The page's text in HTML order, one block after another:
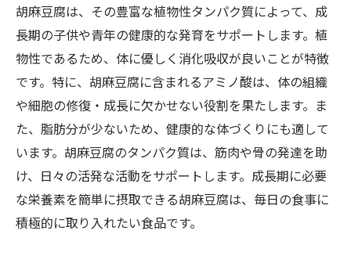
胡麻豆腐は、その豊富な植物性タンパク質によって、成
長期の子供や青年の健康的な発育をサポートします。植
物性であるため、体に優しく消化吸収が良いことが特徴
です。特に、胡麻豆腐に含まれるアミノ酸は、体の組織
や細胞の修復・成長に欠かせない役割を果たします。ま
た、脂肪分が少ないため、健康的な体づくりにも適して
います。胡麻豆腐のタンパク質は、筋肉や骨の発達を助
け、日々の活発な活動をサポートします。成長期に必要
な栄養素を簡単に摂取できる胡麻豆腐は、毎日の食事に
積極的に取り入れたい食品です。